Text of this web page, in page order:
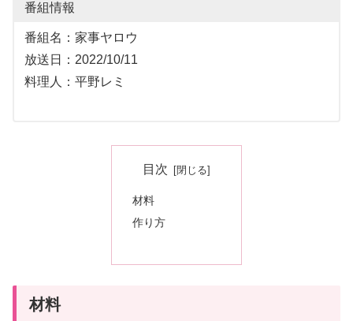
番組情報
番組名：家事ヤロウ
放送日：2022/10/11
料理人：平野レミ
目次
材料
作り方
材料